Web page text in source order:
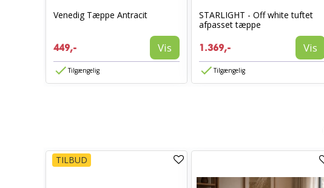
Venedig Tæppe Antracit
449,- Vis
Tilgængelig
STARLIGHT - Off white tuftet
afpasset tæppe
1.369,- Vis
Tilgængelig
TILBUD